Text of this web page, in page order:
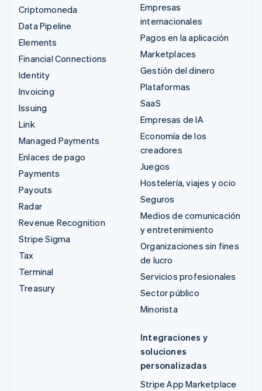
Criptomoneda
Data Pipeline
Elements
Financial Connections
Identity
Invoicing
Issuing
Link
Managed Payments
Enlaces de pago
Payments
Payouts
Radar
Revenue Recognition
Stripe Sigma
Tax
Terminal
Treasury
Empresas
internacionales
Pagos en la aplicación
Marketplaces
Gestión del dinero
Plataformas
SaaS
Empresas de IA
Economía de los
creadores
Juegos
Hostelería, viajes y ocio
Seguros
Medios de comunicación
y entretenimiento
Organizaciones sin fines
de lucro
Servicios profesionales
Sector público
Minorista
Integraciones y
soluciones
personalizadas
Stripe App Marketplace